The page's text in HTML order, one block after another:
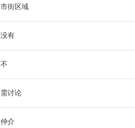
市街区域
没有
不
需讨论
仲介